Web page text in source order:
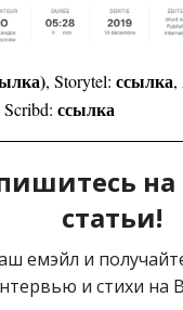
, Storytel: ссылка,
Scribd: ссылка